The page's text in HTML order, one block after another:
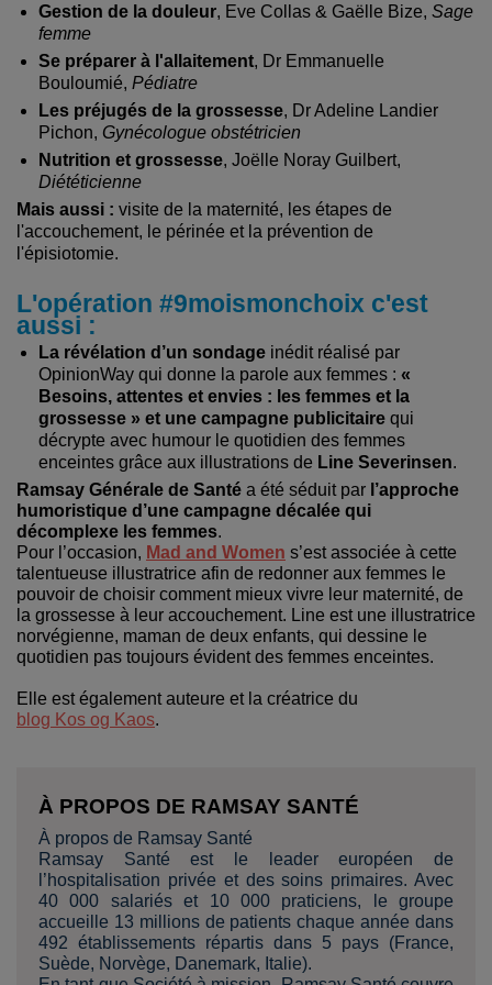
Gestion de la douleur, Eve Collas & Gaëlle Bize, Sage
femme
Se préparer à l'allaitement, Dr Emmanuelle
Bouloumié, Pédiatre
Les préjugés de la grossesse, Dr Adeline Landier
Pichon, Gynécologue obstétricien
Nutrition et grossesse, Joëlle Noray Guilbert,
Diététicienne
Mais aussi : visite de la maternité, les étapes de
l'accouchement, le périnée et la prévention de
l'épisiotomie.
L'opération #9moismonchoix c'est
aussi :
La révélation d’un sondage inédit réalisé par
OpinionWay qui donne la parole aux femmes : «
Besoins, attentes et envies : les femmes et la
grossesse » et une campagne publicitaire qui
décrypte avec humour le quotidien des femmes
enceintes grâce aux illustrations de Line Severinsen.
Ramsay Générale de Santé a été séduit par l’approche
humoristique d’une campagne décalée qui
décomplexe les femmes.
Pour l’occasion, Mad and Women s’est associée à cette
talentueuse illustratrice afin de redonner aux femmes le
pouvoir de choisir comment mieux vivre leur maternité, de
la grossesse à leur accouchement. Line est une illustratrice
norvégienne, maman de deux enfants, qui dessine le
quotidien pas toujours évident des femmes enceintes.
Elle est également auteure et la créatrice du
blog Kos og Kaos.
À PROPOS DE RAMSAY SANTÉ
À propos de Ramsay Santé
Ramsay Santé est le leader européen de
l’hospitalisation privée et des soins primaires. Avec
40 000 salariés et 10 000 praticiens, le groupe
accueille 13 millions de patients chaque année dans
492 établissements répartis dans 5 pays (France,
Suède, Norvège, Danemark, Italie).